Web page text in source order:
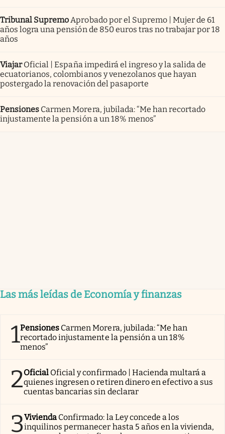
Tribunal SupremoAprobado por el Supremo | Mujer de 61
años logra una pensión de 850 euros tras no trabajar por 18
años
Viajar Oficial | España impedirá el ingreso y la salida de
ecuatorianos, colombianos y venezolanos que hayan
postergado la renovación del pasaporte
Pensiones Carmen Morera, jubilada: “Me han recortado
injustamente la pensión a un 18% menos”
Las más leídas de Economía y finanzas
1Pensiones Carmen Morera, jubilada: “Me han
recortado injustamente la pensión a un 18%
menos”
2Oficial Oficial y confirmado | Hacienda multará a
quienes ingresen o retiren dinero en efectivo a sus
cuentas bancarias sin declarar
3Vivienda Confirmado: la Ley concede a los
inquilinos permanecer hasta 5 años en la vivienda,